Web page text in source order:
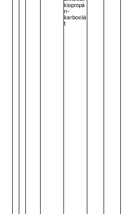
klopropá
n-
karboxilá
t